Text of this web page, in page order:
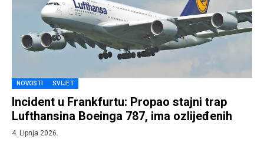
NOVOSTI SVIJET
Incident u Frankfurtu: Propao stajni trap
Lufthansina Boeinga 787, ima ozlijeđenih
4. Lipnja 2026.